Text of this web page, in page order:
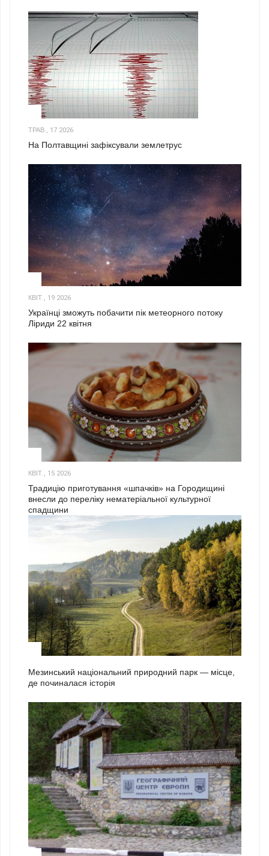
ТРАВ., 17 2026
На Полтавщині зафіксували землетрус
КВІТ., 19 2026
Українці зможуть побачити пік метеорного потоку
Ліриди 22 квітня
КВІТ., 15 2026
Традицію приготування «шпачків» на Городищині
внесли до переліку нематеріальної культурної
спадщини
Мезинський національний природний парк — місце,
де починалася історія